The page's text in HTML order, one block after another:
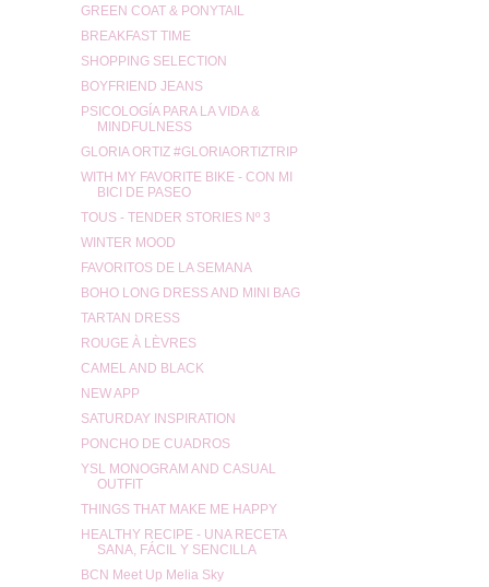
GREEN COAT & PONYTAIL
BREAKFAST TIME
SHOPPING SELECTION
BOYFRIEND JEANS
PSICOLOGÍA PARA LA VIDA &
MINDFULNESS
GLORIA ORTIZ #GLORIAORTIZTRIP
WITH MY FAVORITE BIKE - CON MI
BICI DE PASEO
TOUS - TENDER STORIES Nº 3
WINTER MOOD
FAVORITOS DE LA SEMANA
BOHO LONG DRESS AND MINI BAG
TARTAN DRESS
ROUGE À LÈVRES
CAMEL AND BLACK
NEW APP
SATURDAY INSPIRATION
PONCHO DE CUADROS
YSL MONOGRAM AND CASUAL
OUTFIT
THINGS THAT MAKE ME HAPPY
HEALTHY RECIPE - UNA RECETA
SANA, FÁCIL Y SENCILLA
BCN Meet Up Melia Sky